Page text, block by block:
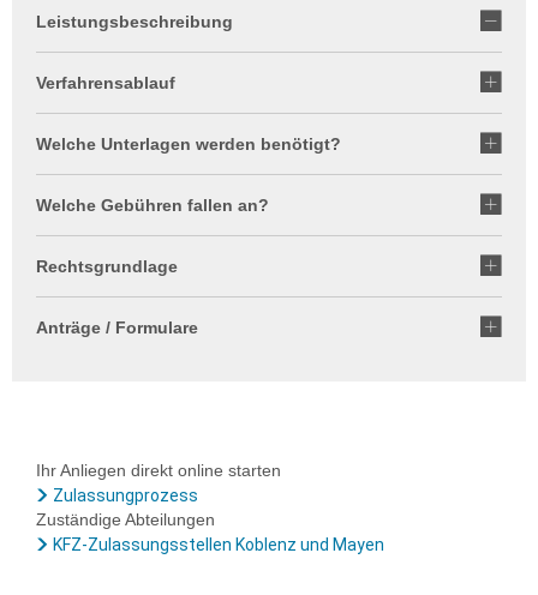
Leistungsbeschreibung
Verfahrensablauf
Welche Unterlagen werden benötigt?
Welche Gebühren fallen an?
Rechtsgrundlage
Anträge / Formulare
Ihr Anliegen direkt online starten
Zulassungprozess
Zuständige Abteilungen
KFZ-Zulassungsstellen Koblenz und Mayen